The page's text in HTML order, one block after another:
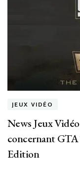
Definitive
JEUX VIDÉO
News Jeux
concernant
Edition